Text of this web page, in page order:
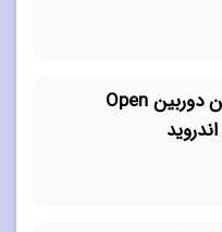
دانلود اپلیکیشن دوربین Open